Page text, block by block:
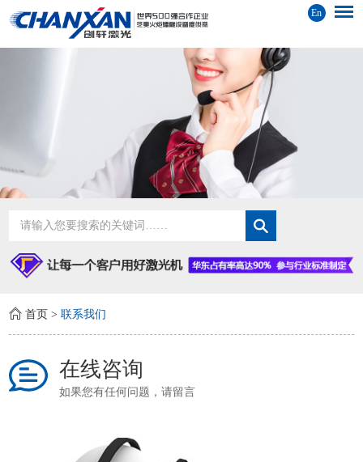
En
首页 >联系我们
在线咨询
如果您有任何问题，请留言